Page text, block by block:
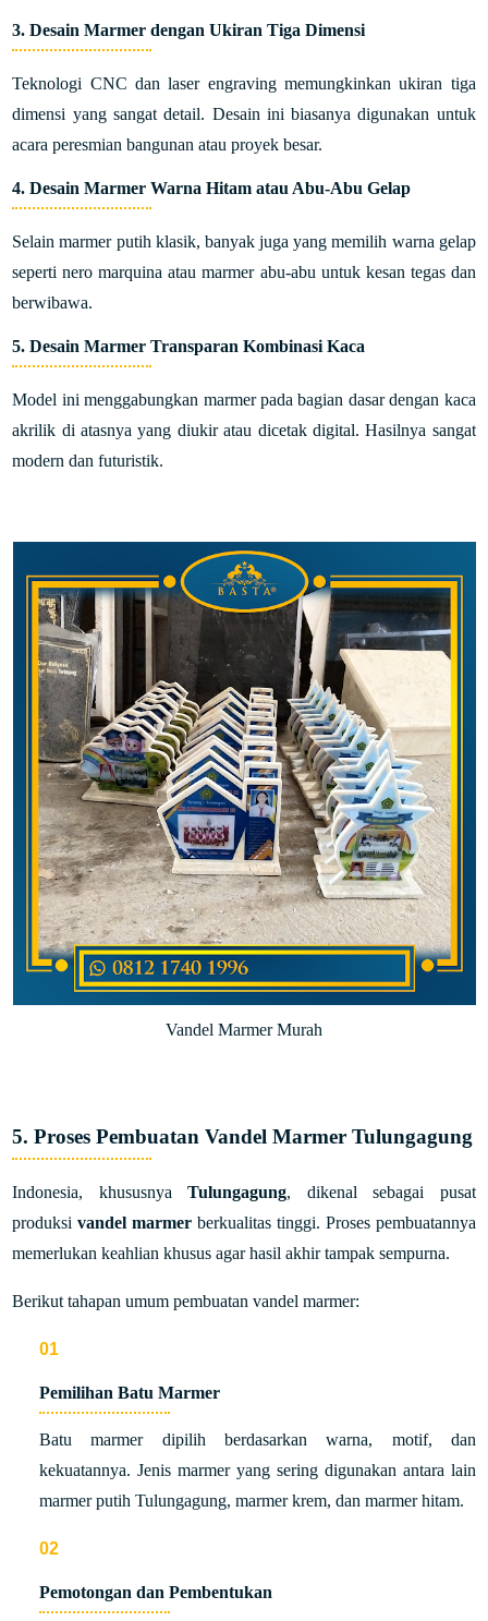
3. Desain Marmer dengan Ukiran Tiga Dimensi
Teknologi CNC dan laser engraving memungkinkan ukiran tiga
dimensi yang sangat detail. Desain ini biasanya digunakan untuk
acara peresmian bangunan atau proyek besar.
4. Desain Marmer Warna Hitam atau Abu-Abu Gelap
Selain marmer putih klasik, banyak juga yang memilih warna gelap
seperti nero marquina atau marmer abu-abu untuk kesan tegas dan
berwibawa.
5. Desain Marmer Transparan Kombinasi Kaca
Model ini menggabungkan marmer pada bagian dasar dengan kaca
akrilik di atasnya yang diukir atau dicetak digital. Hasilnya sangat
modern dan futuristik.
Vandel Marmer Murah
5. Proses Pembuatan Vandel Marmer Tulungagung
Indonesia, khususnyaTulungagung, dikenal sebagai pusat
produksivandel marmer berkualitas tinggi. Proses pembuatannya
memerlukan keahlian khusus agar hasil akhir tampak sempurna.
Berikut tahapan umum pembuatan vandel marmer:
Pemilihan Batu Marmer
Batu marmer dipilih berdasarkan warna, motif, dan
kekuatannya. Jenis marmer yang sering digunakan antara lain
marmer putih Tulungagung, marmer krem, dan marmer hitam.
Pemotongan dan Pembentukan